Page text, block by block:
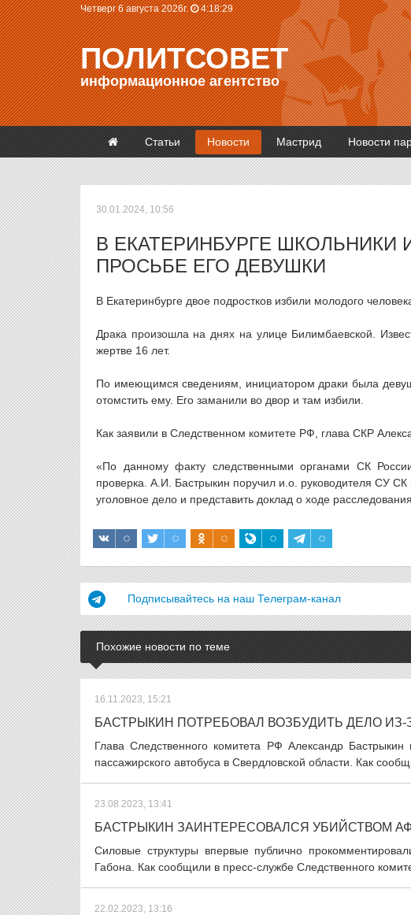
Четверг 6 августа 2026г. 4:18:30
ПОЛИТСОВЕТ
информационное агентство
Статьи Новости Мастрид Новости
30.01.2024, 10:56
В ЕКАТЕРИНБУРГЕ ШКОЛЬНИКИ
ПРОСЬБЕ ЕГО ДЕВУШКИ
В Екатеринбурге двое подростков избили молодого
Драка произошла на днях на улице Билимбаевской.
жертве 16 лет.
По имеющимся сведениям, инициатором драки была
отомстить ему. Его заманили во двор и там избили.
Как заявили в Следственном комитете РФ, глава СКР
«По данному факту следственными органами СК
проверка. А.И. Бастрыкин поручил и.о. руководителя СУ
уголовное дело и представить доклад о ходе
Подписывайтесь на наш Телеграм-канал
Похожие новости по теме
16.11.2023, 15:21
БАСТРЫКИН ПОТРЕБОВАЛ ВОЗБУДИТЬ ДЕЛО
Глава Следственного комитета РФ Александр
пассажирского автобуса в Свердловской области. Как
23.08.2023, 13:41
БАСТРЫКИН ЗАИНТЕРЕСОВАЛСЯ УБИЙСТВОМ
Силовые структуры впервые публично
Габона. Как сообщили в пресс-службе Следственного
22.02.2023, 13:16